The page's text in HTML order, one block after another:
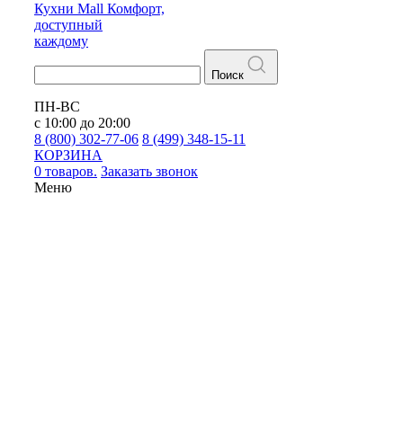
Кухни Mall Комфорт,
доступный
каждому
Поиск
ПН-ВС
с 10:00 до 20:00
8 (800) 302-77-06 8 (499) 348-15-11
КОРЗИНА
0 товаров. Заказать звонок
Меню